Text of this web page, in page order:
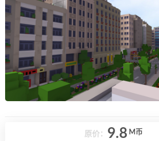
原价： 9.8 M币